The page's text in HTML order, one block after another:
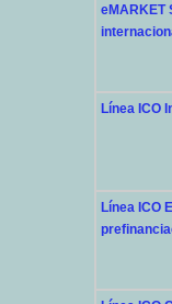
eMARKET
Línea ICO
Línea ICO